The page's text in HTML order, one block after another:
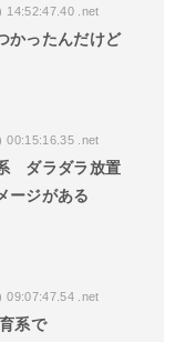
14:52:47.40 .net
かったんだけど
00:15:16.35 .net
ダラダラ放置
ージがある
09:07:47.54 .net
系で